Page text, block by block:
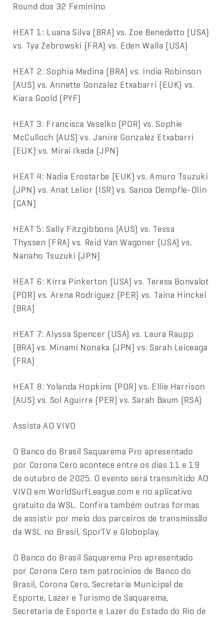
Round dos 32 Feminino
HEAT 1: Luana Silva (BRA) vs. Zoe Benedetto (USA)
vs. Tya Zebrowski (FRA) vs. Eden Walla (USA)
HEAT 2: Sophia Medina (BRA) vs. India Robinson
(AUS) vs. Annette Gonzalez Etxabarri (EUK) vs.
Kiara Goold (PYF)
HEAT 3: Francisca Veselko (POR) vs. Sophie
McCulloch (AUS) vs. Janire Gonzalez Etxabarri
(EUK) vs. Mirai Ikeda (JPN)
HEAT 4: Nadia Erostarbe (EUK) vs. Amuro Tsuzuki
(JPN) vs. Anat Lelior (ISR) vs. Sanoa Dempfle-Olin
(CAN)
HEAT 5: Sally Fitzgibbons (AUS) vs. Tessa
Thyssen (FRA) vs. Reid Van Wagoner (USA) vs.
Nanaho Tsuzuki (JPN)
HEAT 6: Kirra Pinkerton (USA) vs. Teresa Bonvalot
(POR) vs. Arena Rodriguez (PER) vs. Taina Hinckel
(BRA)
HEAT 7: Alyssa Spencer (USA) vs. Laura Raupp
(BRA) vs. Minami Nonaka (JPN) vs. Sarah Leiceaga
(FRA)
HEAT 8: Yolanda Hopkins (POR) vs. Ellie Harrison
(AUS) vs. Sol Aguirre (PER) vs. Sarah Baum (RSA)
Assista AO VIVO
O Banco do Brasil Saquarema Pro apresentado
por Corona Cero acontece entre os dias 11 e 19
de outubro de 2025. O evento será transmitido AO
VIVO em WorldSurfLeague.com e no aplicativo
gratuito da WSL. Confira também outras formas
de assistir por meio dos parceiros de transmissão
da WSL no Brasil, SporTV e Globoplay.
O Banco do Brasil Saquarema Pro apresentado
por Corona Cero tem patrocínios de Banco do
Brasil, Corona Cero, Secretaria Municipal de
Esporte, Lazer e Turismo de Saquarema,
Secretaria de Esporte e Lazer do Estado do Rio de